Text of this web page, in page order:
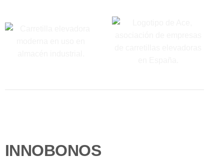
INNOBONOS